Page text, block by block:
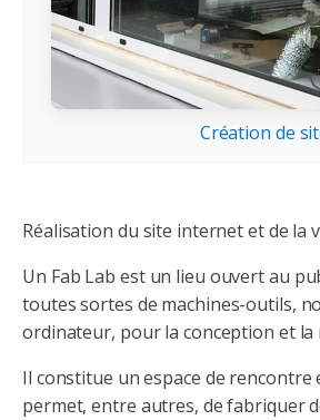
Création de
Réalisation du site internet et de la
Un Fab Lab est un lieu ouvert au
toutes sortes de machines-outils,
ordinateur, pour la conception et la
Il constitue un espace de
permet, entre autres, de fabriquer